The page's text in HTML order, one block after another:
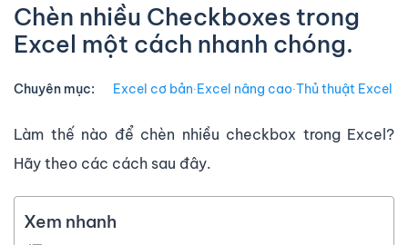
Chèn nhiều Checkboxes trong
Excel một cách nhanh chóng.
Chuyên mục: Excel cơ bản∙Excel nâng cao∙Thủ thuật Excel
Làm thế nào để chèn nhiều checkbox trong Excel?
Hãy theo các cách sau đây.
Xem nhanh